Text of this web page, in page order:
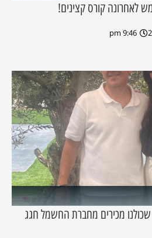
לאחרונה קורס קצינים!
9:46 pm
מכירים מחברת החשמל חגג